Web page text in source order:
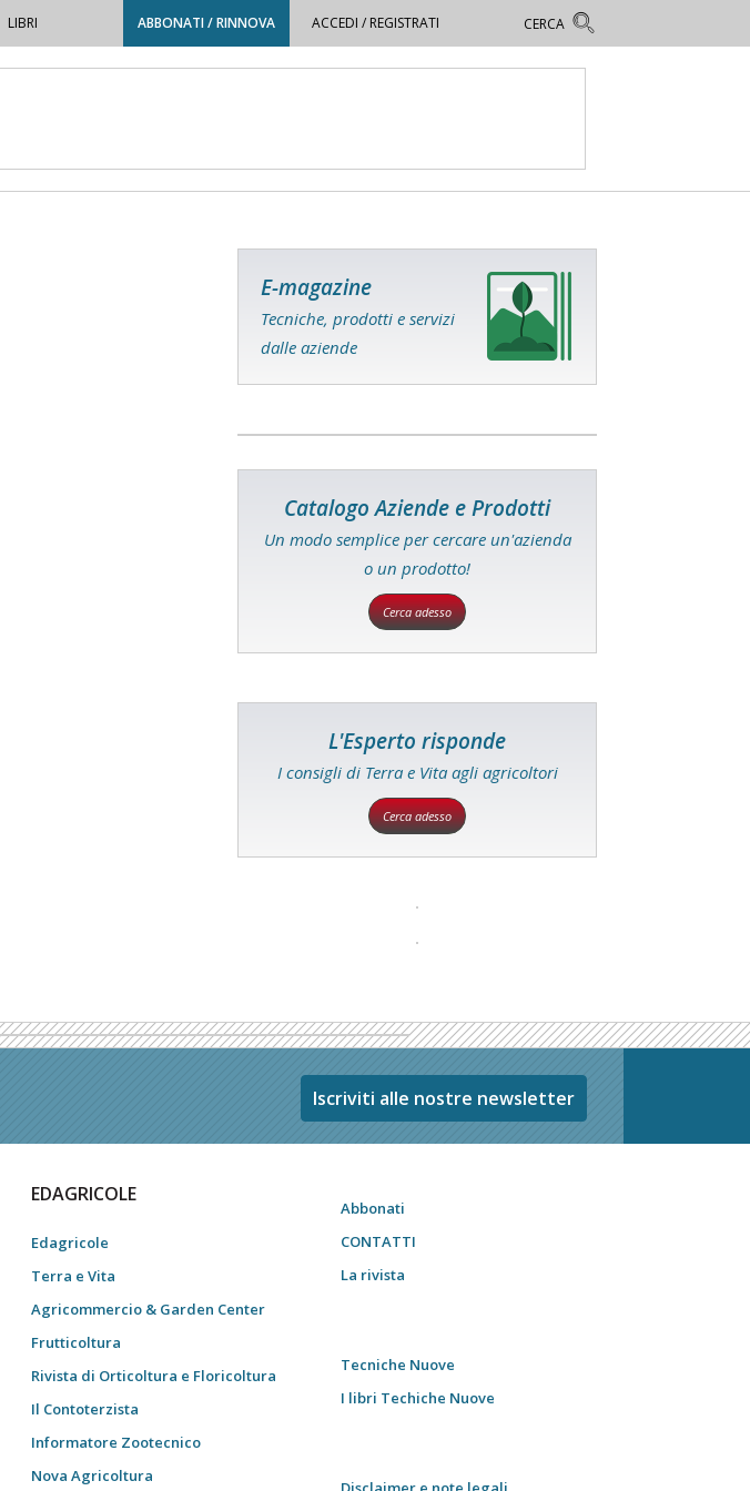
LIBRI ABBONATI / RINNOVA ACCEDI / REGISTRATI
E-magazine
Tecniche, prodotti e servizi
dalle aziende
Catalogo Aziende e Prodotti
Un modo semplice per cercare un'azienda
o un prodotto!
Cerca adesso
L'Esperto risponde
I consigli di Terra e Vita agli agricoltori
Cerca adesso
Iscriviti alle nostre newsletter
EDAGRICOLE
Edagricole
Terra e Vita
Agricommercio & Garden Center
Frutticoltura
Rivista di Orticoltura e Floricoltura
Il Contoterzista
Informatore Zootecnico
Nova Agricoltura
Abbonati
CONTATTI
La rivista
Tecniche Nuove
I libri Techiche Nuove